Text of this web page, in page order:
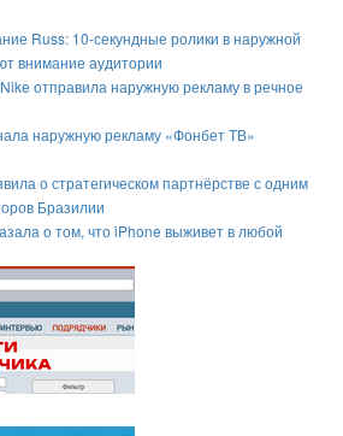
Russ: 10-секундные ролики в наружной
внимание аудитории
отправила наружную рекламу в речное
наружную рекламу «Фонбет ТВ»
о стратегическом партнёрстве с одним
Бразилии
о том, что iPhone выживет в любой